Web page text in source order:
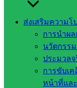
ส่งเสริมความโ
การนำผ
นวัตกรร
ประมวล
การขับเ
หน้าที่แล
ฐาน
รายชื่อ
มหาวิทยาลัย
ประเทศไทย
สำนักต่าง